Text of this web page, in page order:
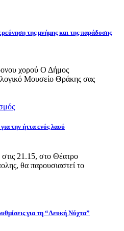
της μνήμης και της παράδοσης
χορού Ο Δήμος
Μουσείο Θράκης σας
την ήττα ενός λαού
21.15, στο Θέατρο
θα παρουσιαστεί το
για τη “Λευκή Νύχτα”